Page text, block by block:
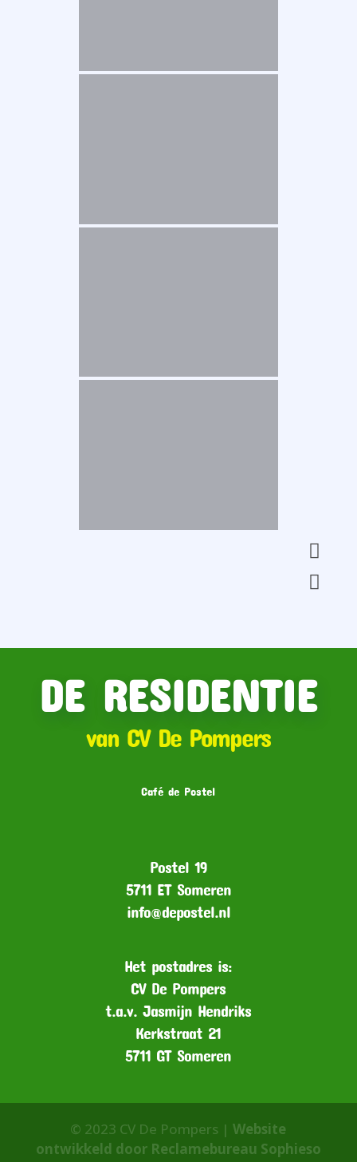
DE RESIDENTIE
van CV De Pompers
Café de Postel
Postel 19
5711 ET Someren
info@depostel.nl
Het postadres is:
CV De Pompers
t.a.v. Jasmijn Hendriks
Kerkstraat 21
5711 GT Someren
© 2023 CV De Pompers |Website
ontwikkeld door Reclamebureau Sophieso